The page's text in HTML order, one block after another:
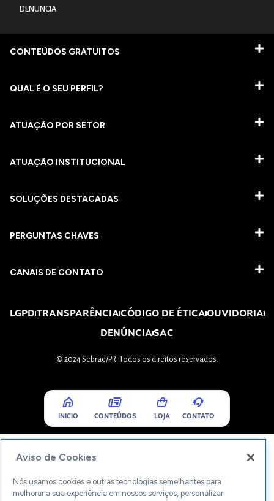
DENUNCIA
CONTEÚDOS GRATUITOS
QUAL É O SEU PERFIL?
ATUAÇÃO POR SETOR
ATUAÇÃO INSTITUCIONAL
SOLUÇÕES DESTACADAS
PERGUNTAS CHAVES​
CANAIS DE CONTATO
LGPDTRANSPARÊNCIACÓDIGO DE ÉTICAOUVIDORIA
DENÚNCIASAC
© 2024 Sebrae/PR. Todos os direitos reservados.
INICIO CONTEÚDOS LOJA CONTATO
Aviso de Cookies
Nós usamos cookies e outras tecnologias semelhantes para
melhorar a sua experiência em nossos serviços, personalizar